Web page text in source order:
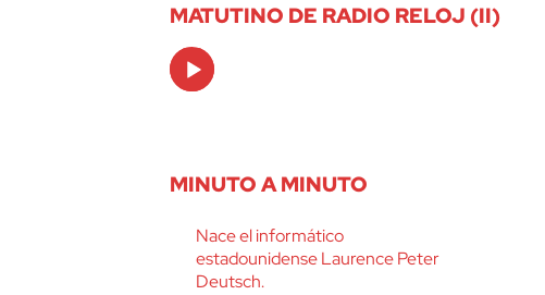
MATUTINO DE RADIO RELOJ (II)
Audio
Player
MINUTO A MINUTO
Nace el informático
estadounidense Laurence Peter
Deutsch.